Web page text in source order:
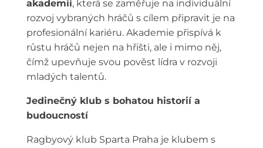
akademii, která se zaměřuje na individuální
rozvoj vybraných hráčů s cílem připravit je na
profesionální kariéru. Akademie přispívá k
růstu hráčů nejen na hřišti, ale i mimo něj,
čímž upevňuje svou pověst lídra v rozvoji
mladých talentů.
Jedinečný klub s bohatou historií a
budoucností
Ragbyový klub Sparta Praha je klubem s